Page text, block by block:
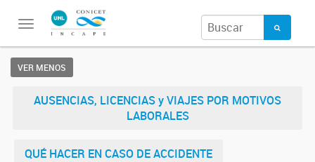
Toggle
VER MENOS
AUSENCIAS, LICENCIAS y VIAJES POR MOTIVOS
LABORALES
QUÉ HACER EN CASO DE ACCIDENTE